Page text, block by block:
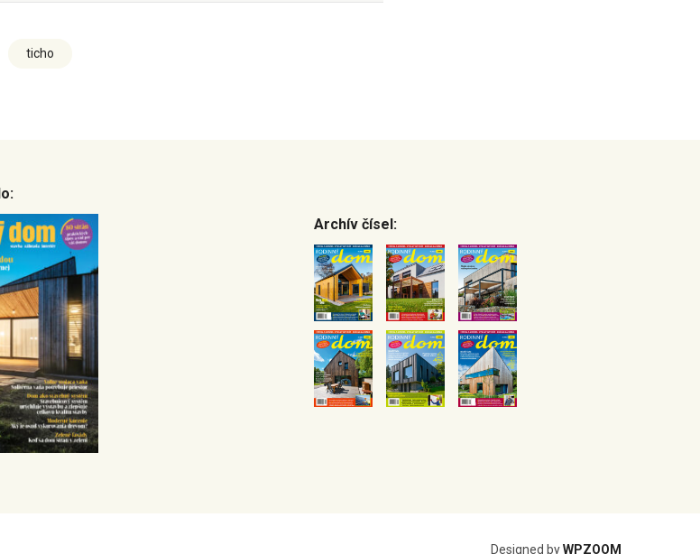
ticho
Archív čísel:
Designed byWPZOOM